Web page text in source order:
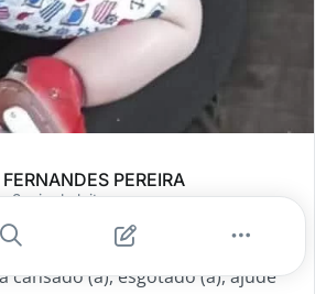
PEREIRA
- 3 min de leitura
de VOCÊ!
cansado (a), esgotado (a), ajude